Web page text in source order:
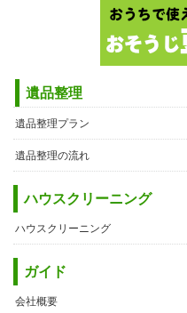
遺品整理
遺品整理プラン
遺品整理の流れ
ハウスクリーニング
ハウスクリーニング
ガイド
会社概要